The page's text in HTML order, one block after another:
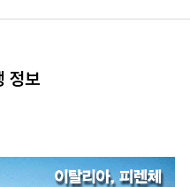
정보